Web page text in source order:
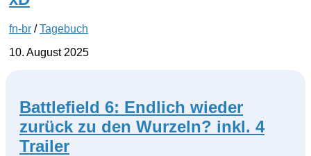
fn-br /Tagebuch
10. August 2025
Battlefield 6: Endlich wieder
zurück zu den Wurzeln? inkl. 4
Trailer